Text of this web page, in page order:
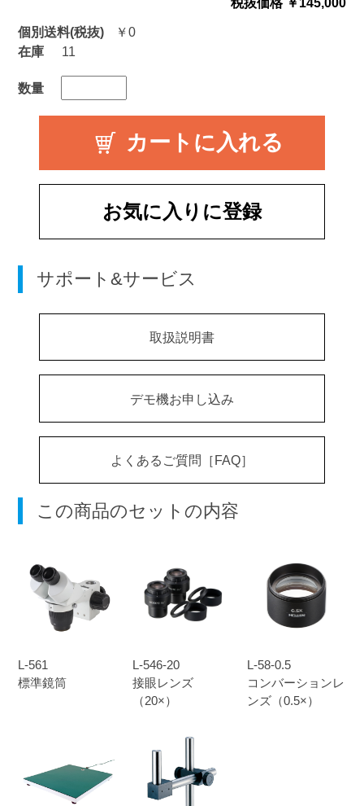
個別送料(税抜)
￥0
在庫
11
数量
お気に入りに登録
サポート&サービス
取扱説明書
デモ機お申し込み
よくあるご質問［FAQ］
この商品のセットの内容
L-561
標準鏡筒
L-546-20
接眼レンズ
（20×）
L-58-0.5
コンバーションレ
ンズ（0.5×）